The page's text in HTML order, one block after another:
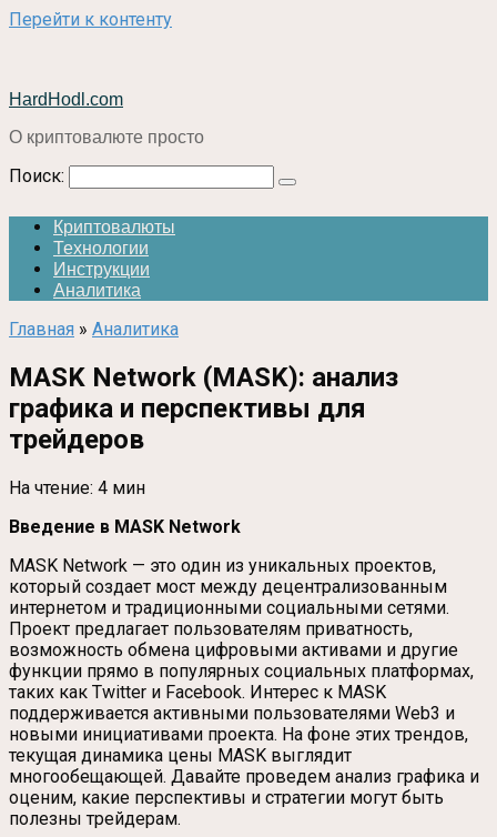
Перейти к контенту
HardHodl.com
О криптовалюте просто
Поиск:
Криптовалюты
Технологии
Инструкции
Аналитика
Главная » Аналитика
MASK Network (MASK): анализ
графика и перспективы для
трейдеров
На чтение: 4 мин
Введение в MASK Network
MASK Network — это один из уникальных проектов,
который создает мост между децентрализованным
интернетом и традиционными социальными сетями.
Проект предлагает пользователям приватность,
возможность обмена цифровыми активами и другие
функции прямо в популярных социальных платформах,
таких как Twitter и Facebook. Интерес к MASK
поддерживается активными пользователями Web3 и
новыми инициативами проекта. На фоне этих трендов,
текущая динамика цены MASK выглядит
многообещающей. Давайте проведем анализ графика и
оценим, какие перспективы и стратегии могут быть
полезны трейдерам.